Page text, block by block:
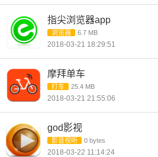
指尖浏览器app
浏览器 6.7 MB
2018-03-21 18:29:51
摩拜单车
打车 25.4 MB
2018-03-21 21:55:06
god影视
影音视听 0 bytes
2018-03-22 11:14:24